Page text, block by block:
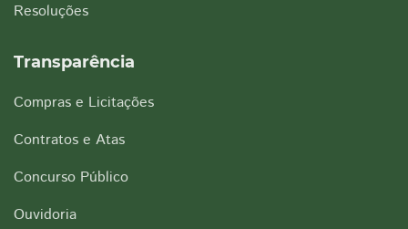
Resoluções
Transparência
Compras e Licitações
Contratos e Atas
Concurso Público
Ouvidoria